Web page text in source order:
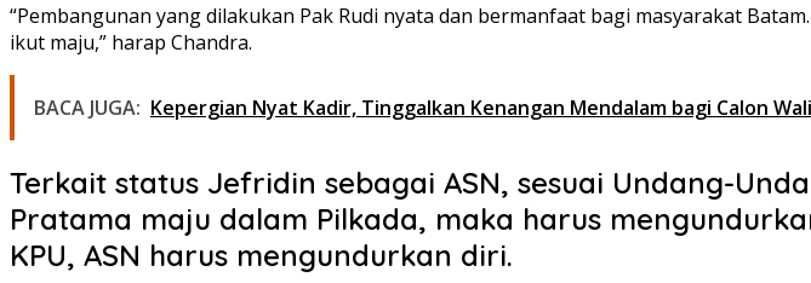
“Pembangunan yang dilakukan Pak Rudi nyata dan bermanfaat bagi masyarakat
ikut maju,” harap Chandra.
BACA JUGA: Kepergian Nyat Kadir, Tinggalkan Kenangan Mendalam bagi Calon
Terkait status Jefridin sebagai ASN, sesuai Undang-
Pratama maju dalam Pilkada, maka harus
KPU, ASN harus mengundurkan diri.